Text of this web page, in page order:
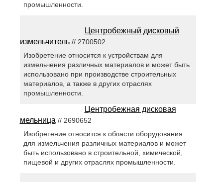
промышленности.
Центробежный дисковый
измельчитель// 2700502
Изобретение относится к устройствам для
измельчения различных материалов и может быть
использовано при производстве строительных
материалов, а также в других отраслях
промышленности.
Центробежная дисковая
мельница// 2690652
Изобретение относится к области оборудования
для измельчения различных материалов и может
быть использовано в строительной, химической,
пищевой и других отраслях промышленности.